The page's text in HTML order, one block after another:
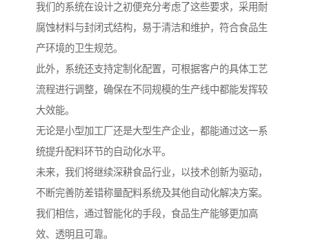
我们的系统在设计之初便充分考虑了这些要求，采用耐
腐蚀材料与封闭式结构，易于清洁和维护，符合食品生
产环境的卫生规范。
此外，系统还支持定制化配置，可根据客户的具体工艺
流程进行调整，确保在不同规模的生产线中都能发挥较
大效能。
无论是小型加工厂还是大型生产企业，都能通过这一系
统提升配料环节的自动化水平。
未来，我们将继续深耕食品行业，以技术创新为驱动，
不断完善防差错称量配料系统及其他自动化解决方案。
我们相信，通过智能化的手段，食品生产能够更加高
效、透明且可靠。